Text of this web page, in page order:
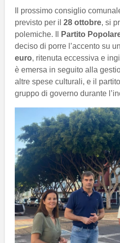
Il prossimo consiglio
previsto per il 28 ottobre, si
polemiche. Il
Partito
deciso di porre l’accento su
euro, ritenuta eccessiva e
è emersa in seguito alla
altre spese culturali, e il
gruppo di governo durante